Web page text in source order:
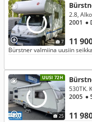
7 11
2.8,
2001 ●
Bürstner valmiina uusiin
UUSI 72H
25 11
2005 ●